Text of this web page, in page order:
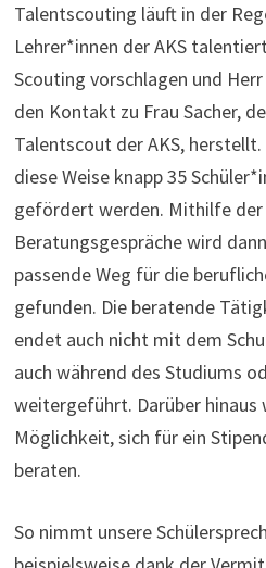
Talentscouting läuft in der
Lehrer*innen der AKS
Scouting vorschlagen und
den Kontakt zu Frau Sacher,
Talentscout der AKS,
diese Weise knapp 35
gefördert werden. Mithilfe der
Beratungsgespräche wird
passende Weg für die
gefunden. Die beratende
endet auch nicht mit dem
auch während des Studiums
weitergeführt. Darüber hinaus
Möglichkeit, sich für ein
beraten.
So nimmt unsere